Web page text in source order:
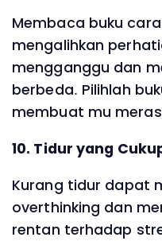
Membaca buku
mengalihkan
mengganggu dan
berbeda. Pilihlah
membuat mu
10. Tidur yang
Kurang tidur dapat
overthinking dan
rentan terhadap